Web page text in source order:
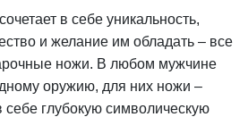
в себе уникальность,
и желание им обладать – все
ножи. В любом мужчине
оружию, для них ножи –
глубокую символическую